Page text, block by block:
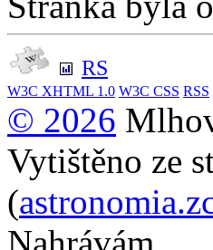
RS
W3C XHTML 1.0 W3C CSS RSS
© 2026
Vytištěno ze
(
Nahrávám...